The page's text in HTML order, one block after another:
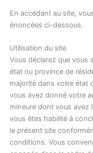
En accédant au site,
énoncées ci-dessous.
Utilisation du site
Vous déclarez que vous
état ou province de
majorité dans votre état
vous avez donné votre
mineure dont vous avez
vous êtes habilité à
le présent site
conditions. Vous